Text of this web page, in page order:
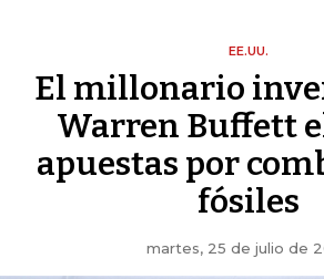
EE.UU.
El millonario
Warren Buffett
apuestas por
fósiles
martes, 25 de julio de